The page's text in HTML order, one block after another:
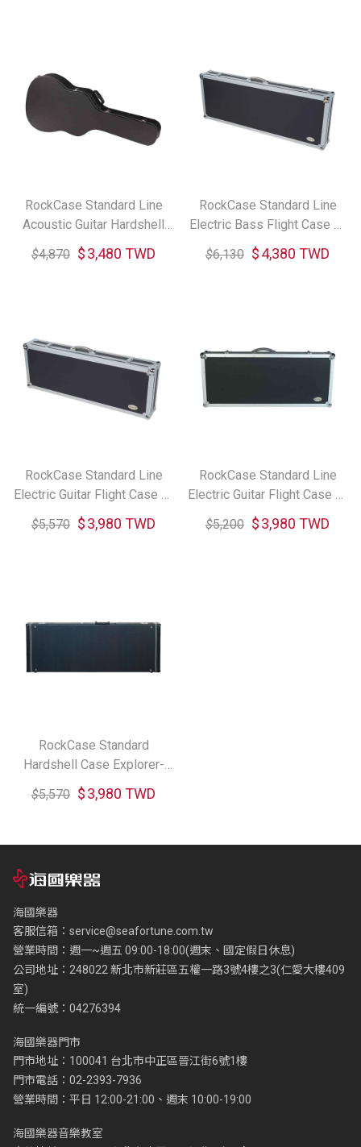
RockCase Standard Line
Acoustic Guitar Hardshell
Case 民謠吉他琴盒
$4,870 $3,480 TWD
RockCase Standard Line
Electric Bass Flight Case 電
貝斯琴盒
$6,130 $4,380 TWD
RockCase Standard Line
Electric Guitar Flight Case 電
吉他琴盒
$5,570 $3,980 TWD
RockCase Standard Line
Electric Guitar Flight Case 電
吉他琴盒
$5,200 $3,980 TWD
RockCase Standard
Hardshell Case Explorer-
Style Electric Guitar 電吉他
琴盒
$5,570 $3,980 TWD
海國樂器
客服信箱： service@seafortune.com.tw
營業時間：週一~週五 09:00-18:00(週末、國定假日休息)
公司地址：248022 新北市新莊區五權一路3號4樓之3(仁愛大樓409
室)
統一編號：04276394
海國樂器門市
門市地址：100041 台北市中正區晉江街6號1樓
門市電話：02-2393-7936
營業時間：平日 12:00-21:00、週末 10:00-19:00
海國樂器音樂教室